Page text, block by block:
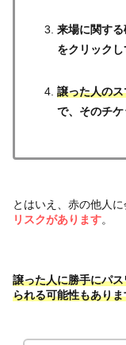
来場に関す
をクリックし
譲った人の
で、そのチ
とはいえ、赤の他人
リスクがあります。
譲った人に勝手にパ
られる可能性もありま